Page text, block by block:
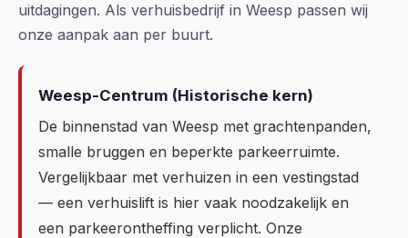
uitdagingen. Als verhuisbedrijf in Weesp passen wij
onze aanpak aan per buurt.
Weesp-Centrum (Historische kern)
De binnenstad van Weesp met grachtenpanden,
smalle bruggen en beperkte parkeerruimte.
Vergelijkbaar met verhuizen in een vestingstad
— een verhuislift is hier vaak noodzakelijk en
een parkeerontheffing verplicht. Onze